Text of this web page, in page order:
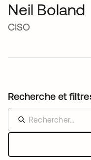
Neil Boland
CISO
Recherche et